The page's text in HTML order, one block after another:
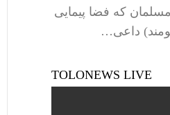
که فضا پیمایی
داعی…
TOLONEWS LIVE